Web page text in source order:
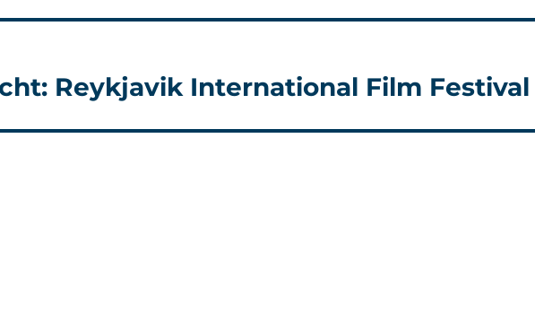
Reykjavik International Film Festival